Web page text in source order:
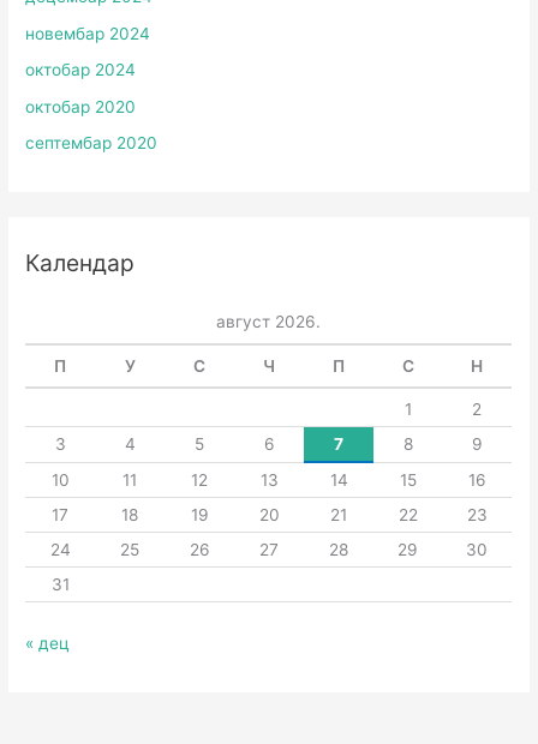
новембар 2024
октобар 2024
октобар 2020
септембар 2020
Календар
август 2026.
П У С Ч П С Н
1
2
3
4 5 6 7 8
9
10
11 12 13 14 15
16
17
18 19 20 21 22
23
24
25 26 27 28 29
30
31
« дец